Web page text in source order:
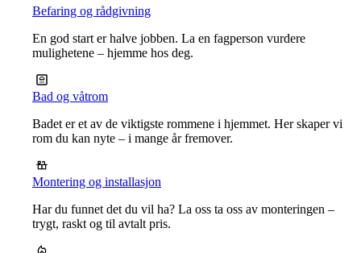
Befaring og rådgivning
En god start er halve jobben. La en fagperson vurdere
mulighetene – hjemme hos deg.
Bad og våtrom
Badet er et av de viktigste rommene i hjemmet. Her skaper vi
rom du kan nyte – i mange år fremover.
Montering og installasjon
Har du funnet det du vil ha? La oss ta oss av monteringen –
trygt, raskt og til avtalt pris.